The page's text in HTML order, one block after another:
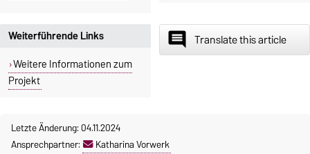
Weiterführende Links
Weitere Informationen zum
Projekt
insert_comment Translate this article
Letzte Änderung: 04.11.2024
Ansprechpartner:
Katharina Vorwerk